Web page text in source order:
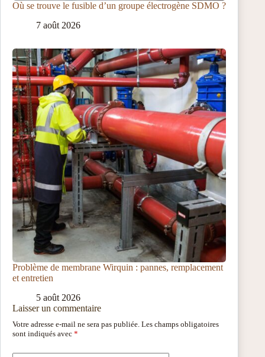
Où se trouve le fusible d’un groupe électrogène SDMO ?
7 août 2026
Problème de membrane Wirquin : pannes, remplacement
et entretien
5 août 2026
Laisser un commentaire
Votre adresse e-mail ne sera pas publiée. Les champs obligatoires
sont indiqués avec *